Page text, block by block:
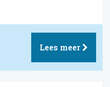
Lees meer